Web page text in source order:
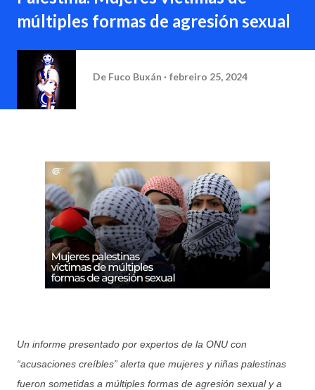
múltiples formas de agresión sexual
De Fuco Buxán febreiro 25, 2024
Un informe presentado por expertos de la ONU con
“acusaciones creíbles” alerta que mujeres y niñas palestinas
fueron sometidas a múltiples formas de agresión sexual y a